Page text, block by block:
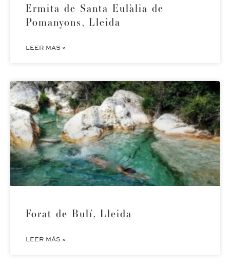
Ermita de Santa Eulàlia de
Pomanyons, Lleida
LEER MÁS »
Forat de Bulí, Lleida
LEER MÁS »